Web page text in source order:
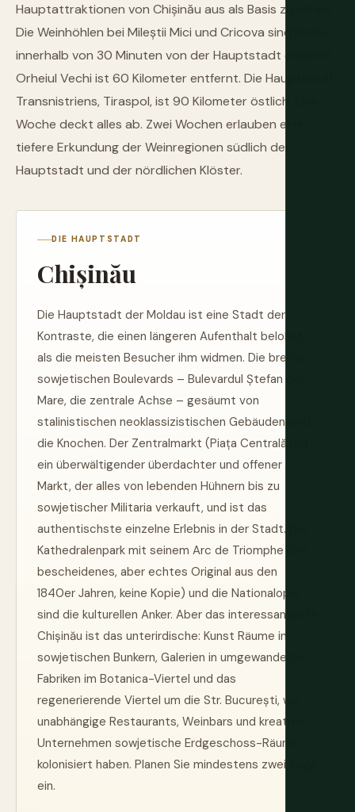
Hauptattraktionen von Chișinău aus als Basis zu sehen.
Die Weinhöhlen bei Mileștii Mici und Cricova sind beide
innerhalb von 30 Minuten von der Hauptstadt entfernt.
Orheiul Vechi ist 60 Kilometer entfernt. Die Hauptstadt
Transnistriens, Tiraspol, ist 90 Kilometer östlich. Eine
Woche deckt alles ab. Zwei Wochen erlauben eine
tiefere Erkundung der Weinregionen südlich der
Hauptstadt und der nördlichen Klöster.
DIE HAUPTSTADT
Chișinău
Die Hauptstadt der Moldau ist eine Stadt der
Kontraste, die einen längeren Aufenthalt belohnt,
als die meisten Besucher ihm widmen. Die breiten
sowjetischen Boulevards – Bulevardul Ștefan cel
Mare, die zentrale Achse – gesäumt von
stalinistischen neoklassizistischen Gebäuden sind
die Knochen. Der Zentralmarkt (Piața Centrală) ist
ein überwältigender überdachter und offener
Markt, der alles von lebenden Hühnern bis zu
sowjetischer Militaria verkauft, und ist das
authentischste einzelne Erlebnis in der Stadt. Der
Kathedralenpark mit seinem Arc de Triomphe (ein
bescheidenes, aber echtes Original aus den
1840er Jahren, keine Kopie) und die Nationaloper
sind die kulturellen Anker. Aber das interessanteste
Chișinău ist das unterirdische: Kunst Räume in
sowjetischen Bunkern, Galerien in umgewandelten
Fabriken im Botanica-Viertel und das
regenerierende Viertel um die Str. București, wo
unabhängige Restaurants, Weinbars und kreative
Unternehmen sowjetische Erdgeschoss-Räume
kolonisiert haben. Planen Sie mindestens zwei Tage
ein.